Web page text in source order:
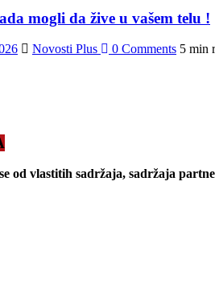
mogli da žive u vašem telu !
Novosti Plus 0 Comments 5 min
od vlastitih sadržaja, sadržaja